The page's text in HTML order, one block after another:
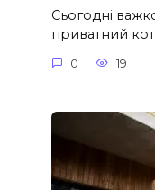
Сьогодні
приватний
0 19